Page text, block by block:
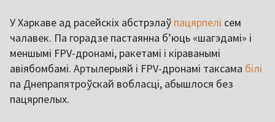
У Харкаве ад расейскіх абстрэлаў пацярпелі сем
чалавек. Па горадзе пастаянна б’юць «шагэдамі» і
меншымі FPV-дронамі, ракетамі і кіраванымі
авіябомбамі. Артылерыяй і FPV-дронамі таксама білі
па Днепрапятроўскай вобласці, абышлося без
пацярпелых.